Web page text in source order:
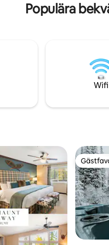
tillgången till
ligger bara
ihop med en
för dig!
eller 10
Populära
Wifi